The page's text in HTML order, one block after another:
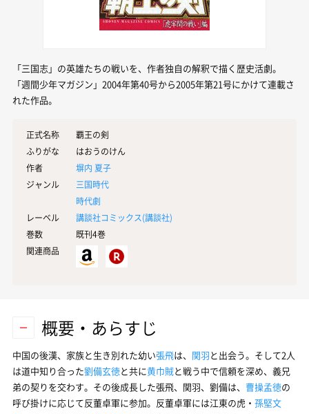
「三国志」の英雄たちの戦いを、作者独自の解釈で描く歴史活劇。
「週間少年マガジン」2004年第40号から2005年第21号にかけて連載さ
れた作品。
正式名称
覇王の剣
ふりがな
はおうのけん
作者
塀内 夏子
ジャンル
三国時代
時代劇
レーベル
講談社コミックス(講談社)
巻数
既刊4巻
関連商品
概要・あらすじ
中国の後漢、家族と生き別れた幼い張飛は、 関羽と出会う。そして2人
は道中知り合った劉備玄徳と共に黄巾賊と戦う中で信頼を深め、義兄
弟の契りを交わす。その後成長した張飛、関羽、劉備は、 曹操孟徳の
呼び掛けに応じて反董卓軍に参加。反董卓軍には江東の虎・ 孫堅文